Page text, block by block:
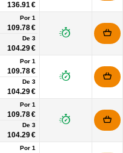
136.91 €
Por 1
109.78 €
De 3
104.29 €
Por 1
109.78 €
De 3
104.29 €
Por 1
109.78 €
De 3
104.29 €
Por 1